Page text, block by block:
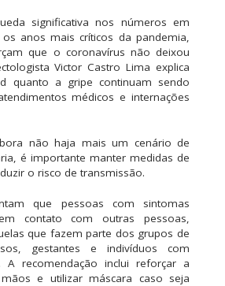
significativa nos números em
anos mais críticos da pandemia,
que o coronavírus não deixou
Victor Castro Lima explica
quanto a gripe continuam sendo
médicos e internações
não haja mais um cenário de
é importante manter medidas de
o risco de transmissão.
que pessoas com sintomas
contato com outras pessoas,
que fazem parte dos grupos de
gestantes e indivíduos com
A recomendação inclui reforçar a
e utilizar máscara caso seja